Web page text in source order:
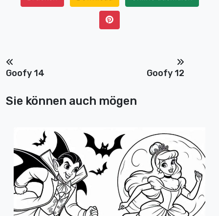
Goofy 14 Goofy 12
Sie können auch mögen